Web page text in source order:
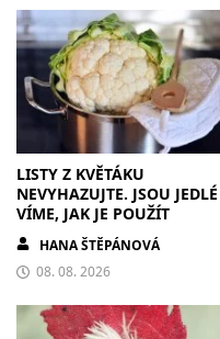
LISTY Z KVĚTÁKU
NEVYHAZUJTE. JSOU
VÍME, JAK JE POUŽÍT
HANA ŠTĚPÁNOVÁ
08. 08. 2026